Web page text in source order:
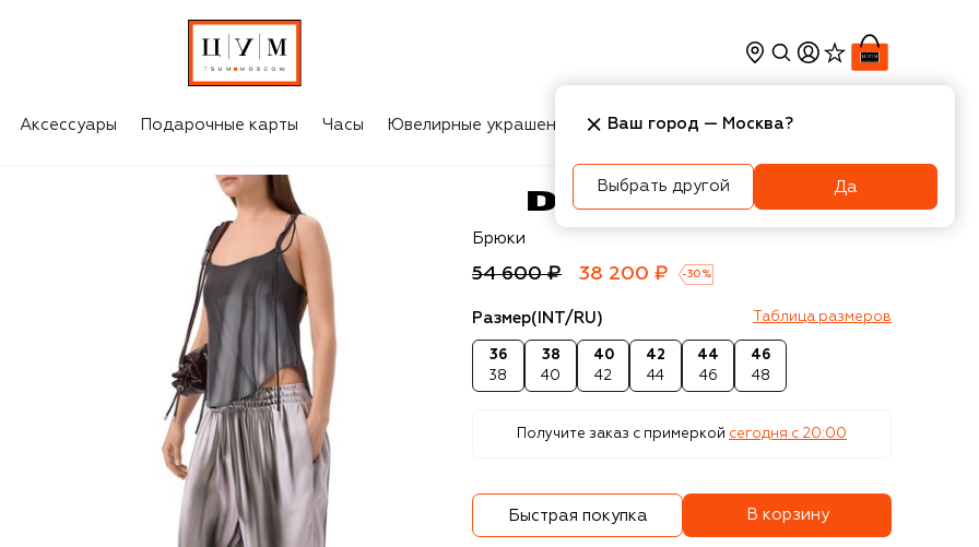
Аксессуары Подарочные карты Часы Ювелирные украшения Косметика Интерьер
Diesel
Брюки
54 600 ₽ 38 200 ₽ -30 %
Размер(INT/RU) Таблица размеров
36
38
38
40
40
42
42
44
44
46
46
48
Получите заказ с примеркой сегодня c 20:00
Быстрая покупка В корзину
Ваш город — Москва?
Выбрать другой Да